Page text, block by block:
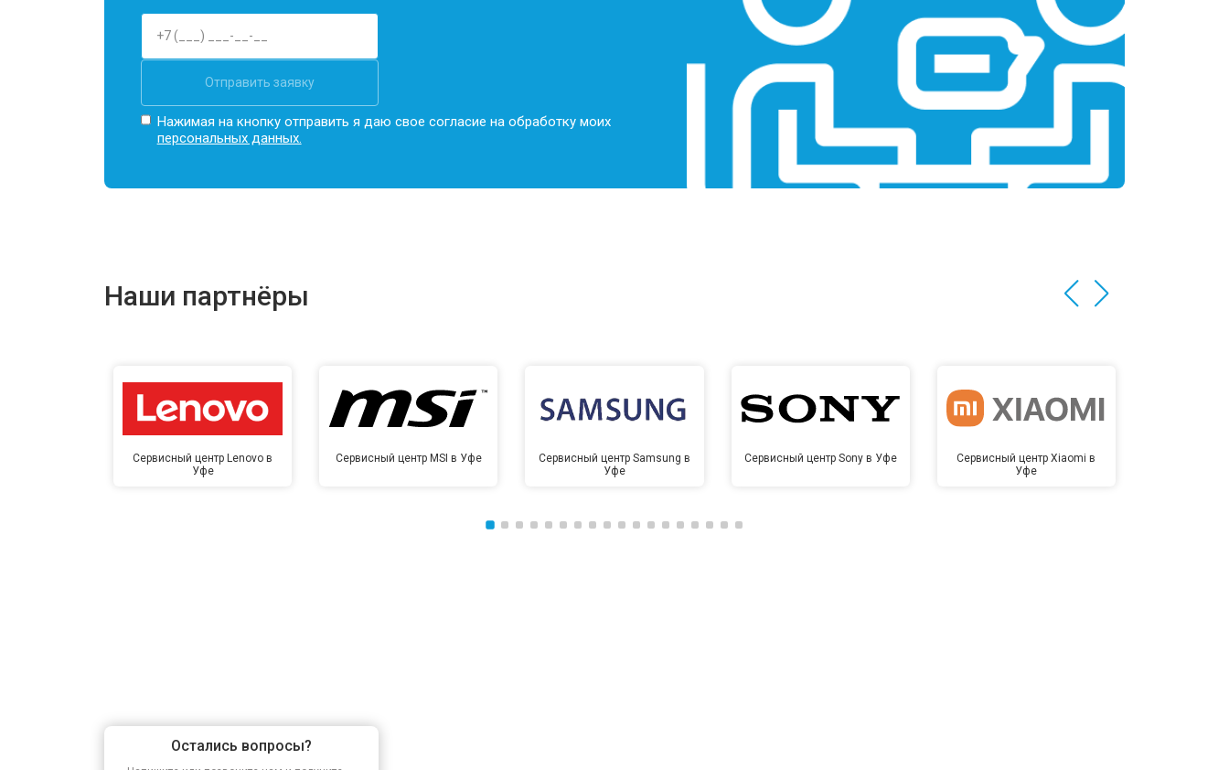
Отправить заявку
Нажимая на кнопку отправить я даю свое согласие на обработку моих
персональных данных.
Наши партнёры
Сервисный центр Lenovo в
Уфе
Сервисный центр MSI в Уфе
Сервисный центр Samsung в
Уфе
Сервисный центр Sony в Уфе
Сервисный центр Xiaomi в
Уфе
Остались вопросы?